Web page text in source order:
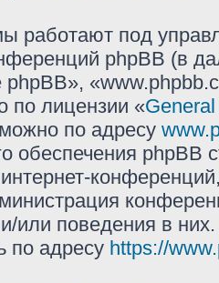
работают под
phpBB (в
phpBB»,
по лицензии «
по адресу
обеспечения phpBB
или поведения в
по адресу https://